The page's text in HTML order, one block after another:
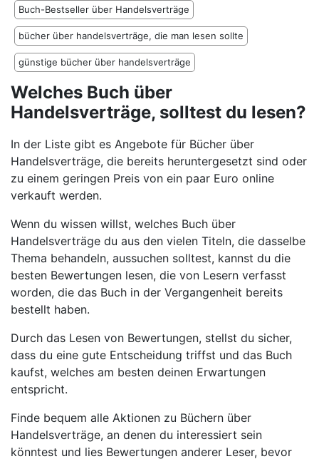
Buch-Bestseller über Handelsverträge
bücher über handelsverträge, die man lesen sollte
günstige bücher über handelsverträge
Welches Buch über
Handelsverträge, solltest du lesen?
In der Liste gibt es Angebote für Bücher über
Handelsverträge, die bereits heruntergesetzt sind oder
zu einem geringen Preis von ein paar Euro online
verkauft werden.
Wenn du wissen willst, welches Buch über
Handelsverträge du aus den vielen Titeln, die dasselbe
Thema behandeln, aussuchen solltest, kannst du die
besten Bewertungen lesen, die von Lesern verfasst
worden, die das Buch in der Vergangenheit bereits
bestellt haben.
Durch das Lesen von Bewertungen, stellst du sicher,
dass du eine gute Entscheidung triffst und das Buch
kaufst, welches am besten deinen Erwartungen
entspricht.
Finde bequem alle Aktionen zu Büchern über
Handelsverträge, an denen du interessiert sein
könntest und lies Bewertungen anderer Leser, bevor